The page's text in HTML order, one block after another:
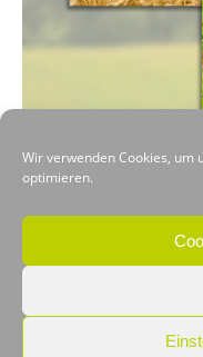
Wir verwenden Cookies, um
optimieren.